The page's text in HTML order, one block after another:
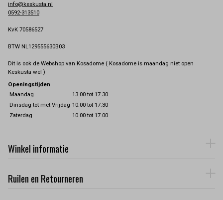
info@keskusta.nl
0592-313510
KvK 70586527
BTW NL129555630B03
Dit is ook de Webshop van Kosadome ( Kosadome is maandag niet open
Keskusta wel )
Openingstijden
Maandag
13.00 tot 17.30
Dinsdag tot met Vrijdag 10.00 tot 17.30
Zaterdag
10.00 tot 17.00
Winkel informatie
Ruilen en Retourneren